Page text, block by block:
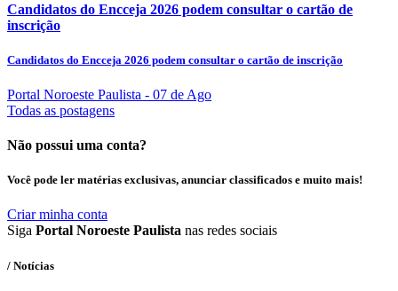
Candidatos do Encceja 2026 podem consultar o cartão de
inscrição
Candidatos do Encceja 2026 podem consultar o cartão de inscrição
Portal Noroeste Paulista - 07 de Ago
Todas as postagens
Não possui uma conta?
Você pode ler matérias exclusivas, anunciar classificados e muito mais!
Criar minha conta
Siga Portal Noroeste Paulista nas redes sociais
/ Notícias